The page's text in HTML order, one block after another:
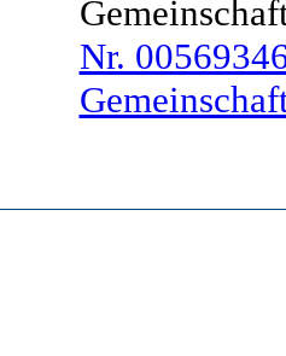
Nr.